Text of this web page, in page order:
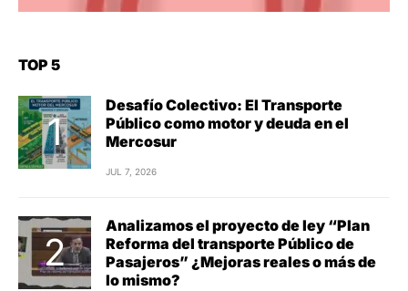
TOP 5
Desafío Colectivo: El Transporte
Público como motor y deuda en el
Mercosur
JUL 7, 2026
Analizamos el proyecto de ley “Plan
Reforma del transporte Público de
Pasajeros” ¿Mejoras reales o más de
lo mismo?